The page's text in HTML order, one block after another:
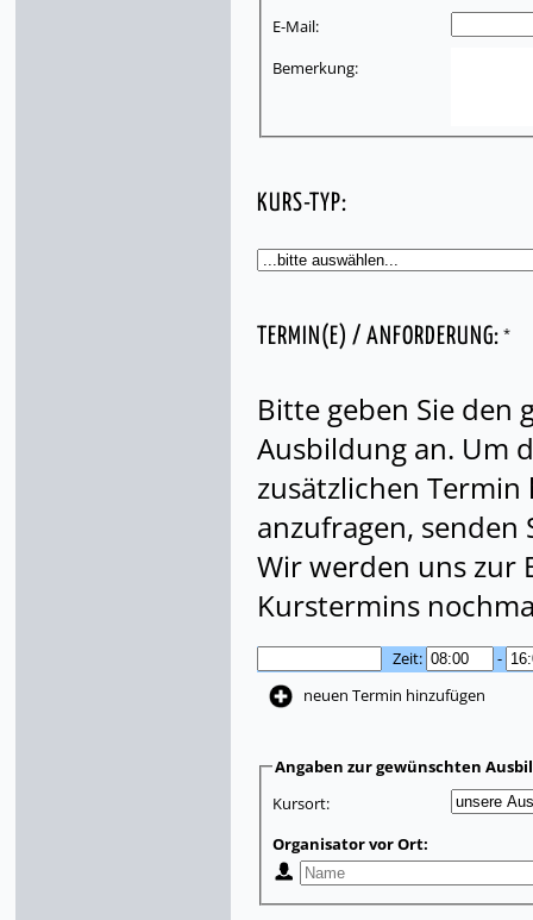
E-Mail:
Bemerkung:
KURS-TYP:
TERMIN(E) / ANFORDERUNG: *
Bitte geben Sie den
Ausbildung an. Um
zusätzlichen
anzufragen, senden
Wir werden uns zur
Kurstermins
Zeit:
-
neuen Termin hinzufügen
Angaben zur gewünschten
Kursort:
Organisator vor Ort: